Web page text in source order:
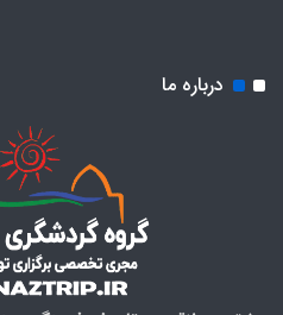
درباره ما